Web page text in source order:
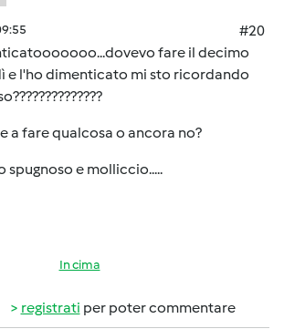
#20
fare il decimo
e l'ho dimenticato mi sto ricordando
a fare qualcosa o ancora no?
spugnoso e molliccio.....
In cima
registrati per poter commentare